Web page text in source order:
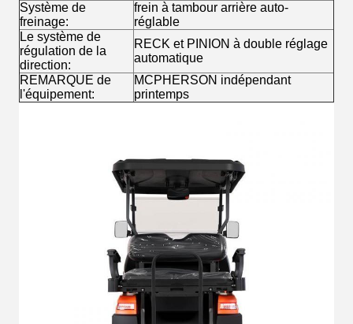
Système de
freinage:
frein à tambour arrière auto-
réglable
Le système de
régulation de la
direction:
RECK et PINION à double réglage
automatique
REMARQUE de
l'équipement:
MCPHERSON indépendant
printemps